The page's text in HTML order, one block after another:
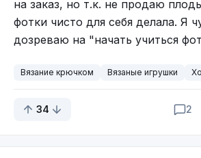
на заказ, но т.к. не продаю
фотки чисто для себя делала. Я
дозреваю на "начать учиться
Вязание крючком Вязаные игрушки
34 2